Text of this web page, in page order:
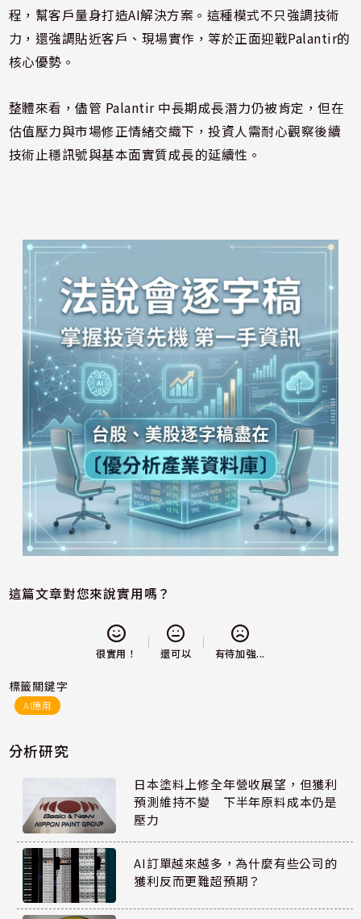
程，幫客戶量身打造AI解決方案。這種模式不只強調技術
力，還強調貼近客戶、現場實作，等於正面迎戰Palantir的
核心優勢。
整體來看，儘管 Palantir 中長期成長潛力仍被肯定，但在
估值壓力與市場修正情緒交織下，投資人需耐心觀察後續
技術止穩訊號與基本面實質成長的延續性。
這篇文章對您來說實用嗎？
很實用！ 還可以 有待加強...
標籤關鍵字
AI應用
分析研究
日本塗料上修全年營收展望，但獲利
預測維持不變 下半年原料成本仍是
壓力
AI訂單越來越多，為什麼有些公司的
獲利反而更難超預期？